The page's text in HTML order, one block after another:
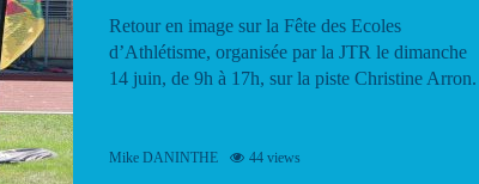
Retour en image sur la Fête des Ecoles
d’Athlétisme, organisée par la JTR le dimanche
14 juin, de 9h à 17h, sur la piste Christine Arron.
Mike DANINTHE 44 views